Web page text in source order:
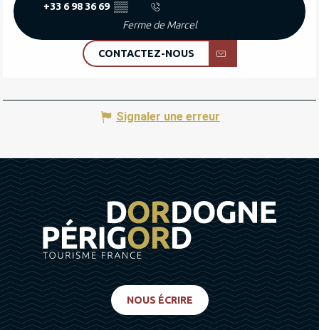
+33 6 98 36 69 ▒▒
Ferme de Marcel
CONTACTEZ-NOUS
Signaler une erreur
NOUS ÉCRIRE